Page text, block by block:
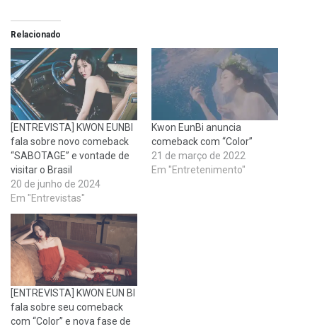
Relacionado
[ENTREVISTA] KWON EUNBI
fala sobre novo comeback
“SABOTAGE” e vontade de
visitar o Brasil
20 de junho de 2024
Em "Entrevistas"
Kwon EunBi anuncia
comeback com “Color”
21 de março de 2022
Em "Entretenimento"
[ENTREVISTA] KWON EUN BI
fala sobre seu comeback
com “Color” e nova fase de